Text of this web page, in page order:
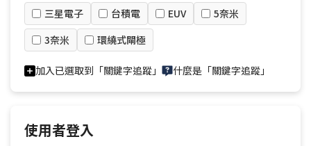
三星電子 台積電 EUV
5奈米
3奈米
環繞式閘極
加入已選取到「關鍵字追蹤」 什麼是「關鍵字追蹤」
使用者登入